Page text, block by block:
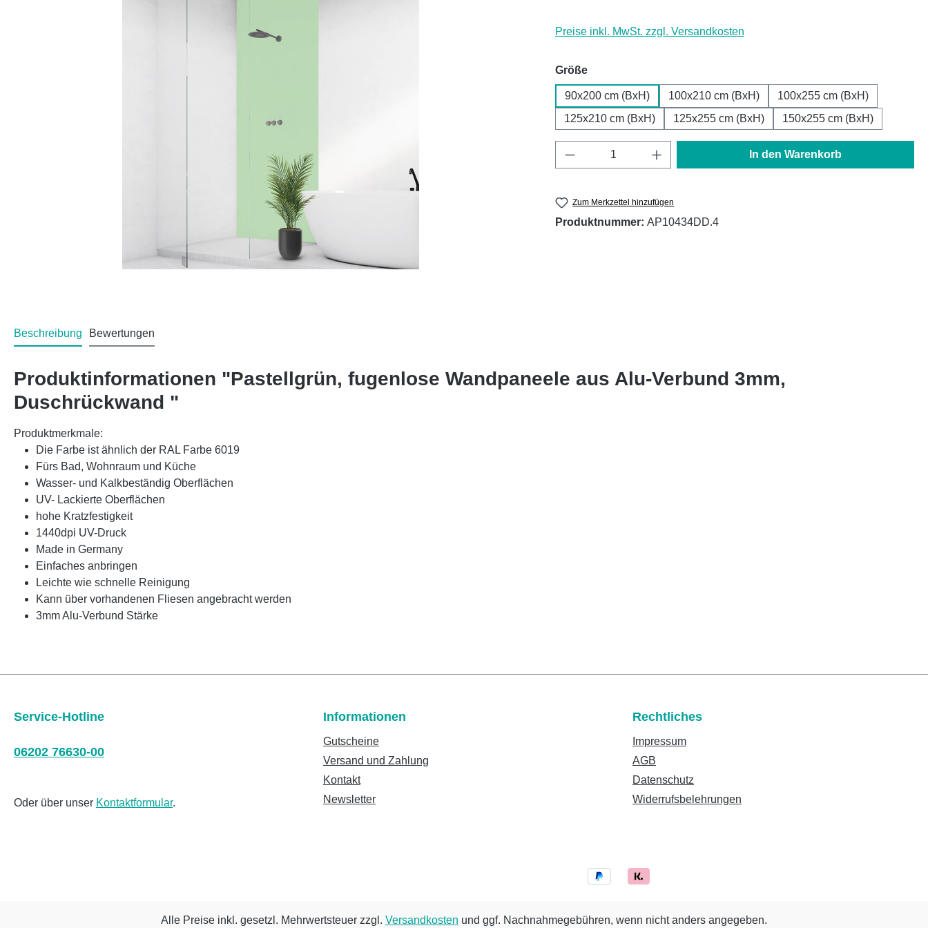
Preise inkl. MwSt. zzgl. Versandkosten
Größeauswählen
90x200 cm (BxH) 100x210 cm (BxH)
100x255 cm (BxH)
125x210 cm (BxH)
125x255 cm (BxH) 150x255 cm (BxH)
Produkt Anzahl: Gib den gewünschten Wert ein
In den Warenkorb
Zum Merkzettel hinzufügen
Produktnummer: AP10434DD.4
Beschreibung Bewertungen
Produktinformationen "Pastellgrün, fugenlose Wandpaneele aus Alu-Verbund 3mm,
Duschrückwand "
Produktmerkmale:
Die Farbe ist ähnlich der RAL Farbe 6019
Fürs Bad, Wohnraum und Küche
Wasser- und Kalkbeständig Oberflächen
UV- Lackierte Oberflächen
hohe Kratzfestigkeit
1440dpi UV-Druck
Made in Germany
Einfaches anbringen
Leichte wie schnelle Reinigung
Kann über vorhandenen Fliesen angebracht werden
3mm Alu-Verbund Stärke
Service-Hotline
06202 76630-00
Oder über unser Kontaktformular.
Informationen
Gutscheine
Versand und Zahlung
Kontakt
Newsletter
Rechtliches
Impressum
AGB
Datenschutz
Widerrufsbelehrungen
Alle Preise inkl. gesetzl. Mehrwertsteuer zzgl. Versandkosten und ggf. Nachnahmegebühren, wenn nicht anders angegeben.